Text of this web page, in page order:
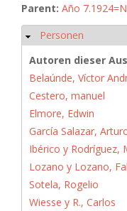
Parent: Año
Hide
Personen
Autoren dieser
Belaúnde, Víctor
Cestero, manuel
Elmore, Edwin
García Salazar,
Ibérico y Rodríguez,
Lozano y Lozano,
Sotela, Rogelio
Wiesse y R., Carlos